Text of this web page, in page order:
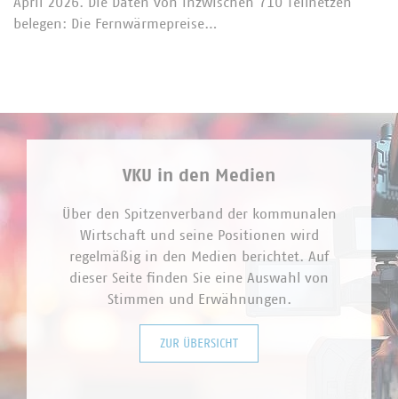
April 2026. Die Daten von inzwischen 710 Teilnetzen
belegen: Die Fernwärmepreise…
VKU in den Medien
Über den Spitzenverband der kommunalen
Wirtschaft und seine Positionen wird
regelmäßig in den Medien berichtet. Auf
dieser Seite finden Sie eine Auswahl von
Stimmen und Erwähnungen.
ZUR ÜBERSICHT